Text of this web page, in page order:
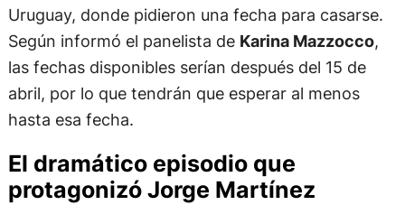
Uruguay, donde pidieron una fecha para casarse.
Según informó el panelista de Karina Mazzocco,
las fechas disponibles serían después del 15 de
abril, por lo que tendrán que esperar al menos
hasta esa fecha.
El dramático episodio que
protagonizó Jorge Martínez